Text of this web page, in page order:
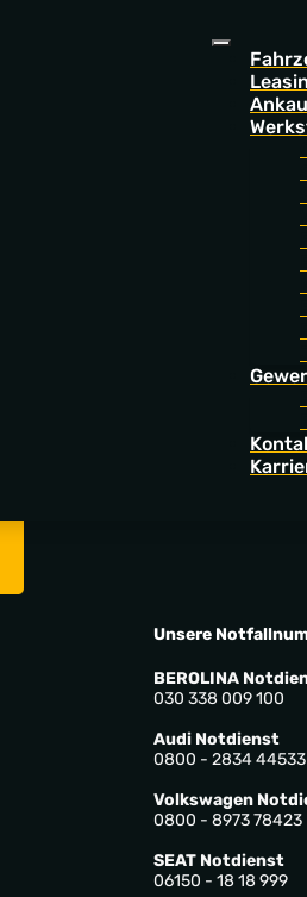
our new offers.
Unsere
BEROLINA
030 338 009 100
Audi Notdienst
0800 - 2834 44533
Volkswagen
0800 - 8973 78423
SEAT Notdienst
06150 - 18 18 999